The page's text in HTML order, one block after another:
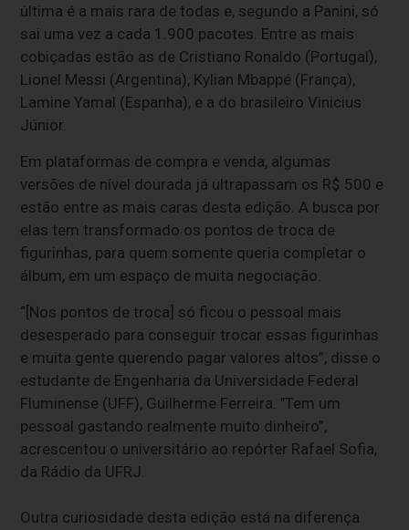
última é a mais rara de todas e, segundo a Panini, só
sai uma vez a cada 1.900 pacotes. Entre as mais
cobiçadas estão as de Cristiano Ronaldo (Portugal),
Lionel Messi (Argentina), Kylian Mbappé (França),
Lamine Yamal (Espanha), e a do brasileiro Vinicius
Júnior.
Em plataformas de compra e venda, algumas
versões de nível dourada já ultrapassam os R$ 500 e
estão entre as mais caras desta edição. A busca por
elas tem transformado os pontos de troca de
figurinhas, para quem somente queria completar o
álbum, em um espaço de muita negociação.
“[Nos pontos de troca] só ficou o pessoal mais
desesperado para conseguir trocar essas figurinhas
e muita gente querendo pagar valores altos”, disse o
estudante de Engenharia da Universidade Federal
Fluminense (UFF), Guilherme Ferreira. "Tem um
pessoal gastando realmente muito dinheiro”,
acrescentou o universitário ao repórter Rafael Sofia,
da Rádio da UFRJ.
Outra curiosidade desta edição está na diferença